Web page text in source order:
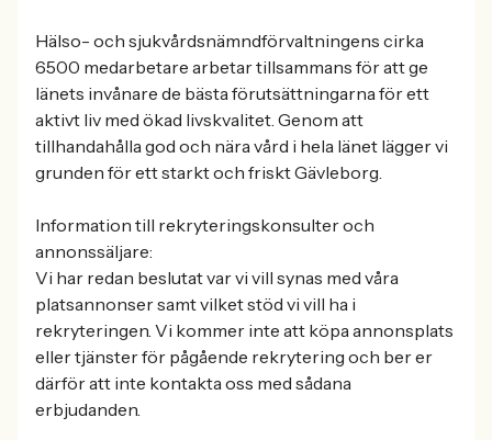
Hälso- och sjukvårdsnämndförvaltningens cirka
6500 medarbetare arbetar tillsammans för att ge
länets invånare de bästa förutsättningarna för ett
aktivt liv med ökad livskvalitet. Genom att
tillhandahålla god och nära vård i hela länet lägger vi
grunden för ett starkt och friskt Gävleborg.
Information till rekryteringskonsulter och
annonssäljare:
Vi har redan beslutat var vi vill synas med våra
platsannonser samt vilket stöd vi vill ha i
rekryteringen. Vi kommer inte att köpa annonsplats
eller tjänster för pågående rekrytering och ber er
därför att inte kontakta oss med sådana
erbjudanden.